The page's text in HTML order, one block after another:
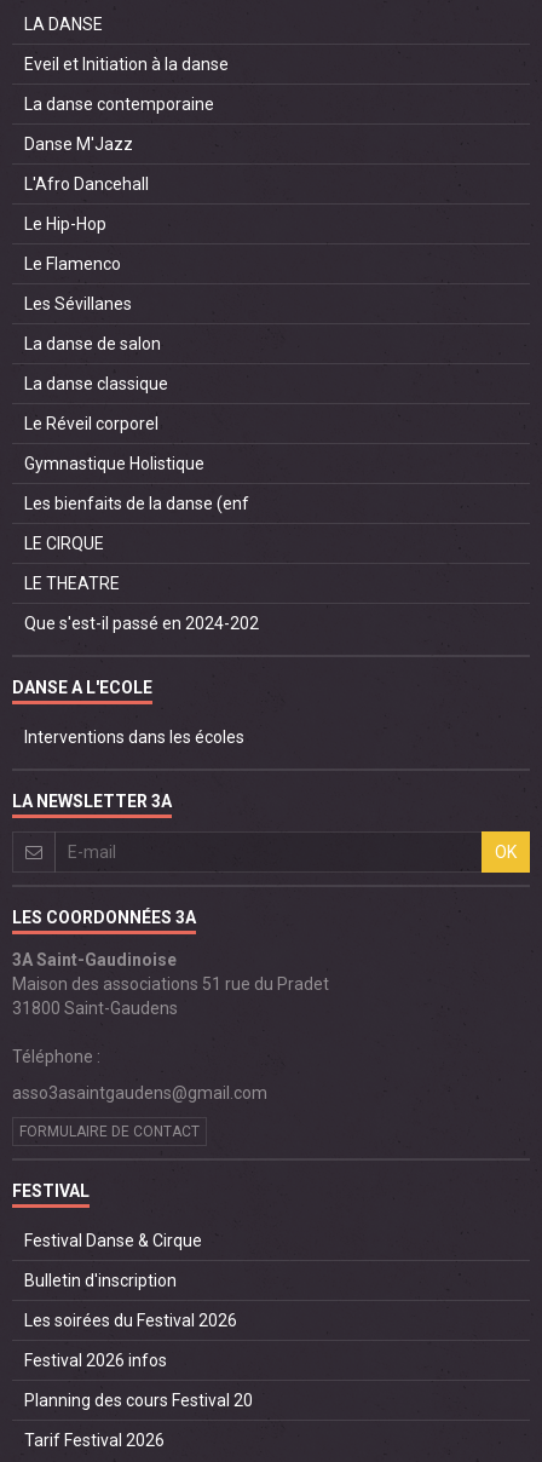
LA DANSE
Eveil et Initiation à la danse
La danse contemporaine
Danse M'Jazz
L'Afro Dancehall
Le Hip-Hop
Le Flamenco
Les Sévillanes
La danse de salon
La danse classique
Le Réveil corporel
Gymnastique Holistique
Les bienfaits de la danse (enf
LE CIRQUE
LE THEATRE
Que s'est-il passé en 2024-202
DANSE A L'ECOLE
Interventions dans les écoles
LA NEWSLETTER 3A
OK
LES COORDONNÉES 3A
3A Saint-Gaudinoise
Maison des associations 51 rue du Pradet
31800 Saint-Gaudens
Téléphone :
asso3asaintgaudens@gmail.com
FORMULAIRE DE CONTACT
FESTIVAL
Festival Danse & Cirque
Bulletin d'inscription
Les soirées du Festival 2026
Festival 2026 infos
Planning des cours Festival 20
Tarif Festival 2026